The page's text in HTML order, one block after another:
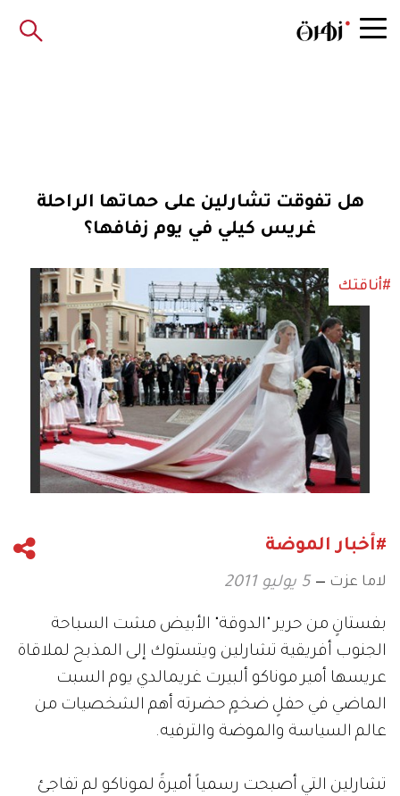
هل تفوقت تشارلين على حماتها الراحلة
غريس كيلي في يوم زفافها؟
#أناقتك
#أخبار الموضة
لاما عزت 5 يوليو 2011
بفستانٍ من حرير "الدوقة" الأبيض مشت السباحة
الجنوب أفريقية تشارلين ويتستوك إلى المذبح لملاقاة
عريسها أمير موناكو ألبيرت غريمالدي يوم السبت
الماضي في حفلٍ ضخمٍ حضرته أهم الشخصيات من
عالم السياسة والموضة والترفيه.
تشارلين التي أصبحت رسمياً أميرةً لموناكو لم تفاجئ